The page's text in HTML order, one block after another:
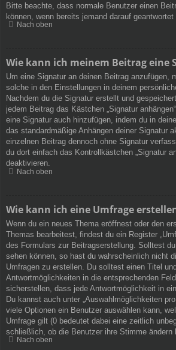
Bitte beachte, dass normale Benutzer einen
können, wenn bereits jemand darauf geantwortet
Nach oben
Wie kann ich meinem Beitrag eine
Um eine Signatur an deinen Beitrag anzufügen,
solche in den Einstellungen in deinem
Nachdem du die Signatur erstellt und
jedem Beitrag das Kästchen „Signatur
eine Signatur auch hinzufügen, indem du in
das standardmäßige Anhängen deiner Signatur
einzelnen Beitrag dennoch ohne Signatur
du dort einfach das Kontrollkästchen „Signatur
deaktivieren.
Nach oben
Wie kann ich eine Umfrage
Wenn du ein neues Thema eröffnest oder den
Themas bearbeitest, findest du ein Register
des Formulars zur Beitragserstellung. Solltest
sehen können, so hast du wahrscheinlich nicht
Umfragen zu erstellen. Du solltest einen Titel
Antwortmöglichkeiten in die entsprechenden
sicherstellen, dass jede Antwortmöglichkeit in
Du kannst auch unter „Auswahlmöglichkeiten
viele Optionen ein Benutzer auswählen kann,
Umfrage gilt (0 bedeutet dabei eine zeitlich
schließlich, ob die Benutzer ihre Stimme ändern
Nach oben